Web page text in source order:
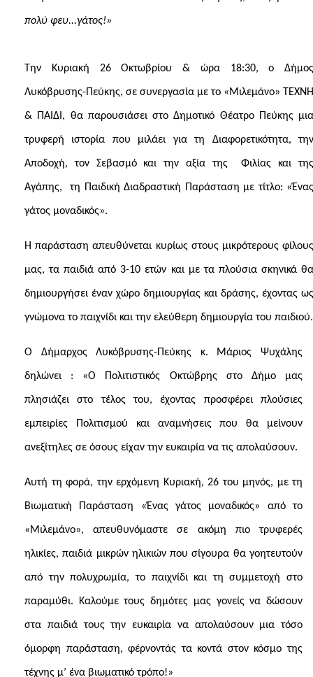
πολύ φευ...γάτος!»
Την Κυριακή 26 Οκτωβρίου & ώρα 18:30, ο Δήμος
Λυκόβρυσης-Πεύκης, σε συνεργασία με το «Μιλεμάνο» ΤΕΧΝΗ
& ΠΑΙΔΙ, θα παρουσιάσει στο Δημοτικό Θέατρο Πεύκης μια
τρυφερή ιστορία που μιλάει για τη Διαφορετικότητα, την
Αποδοχή, τον Σεβασμό και την αξία της Φιλίας και
Αγάπης, τη Παιδική Διαδραστική Παράσταση με τίτλο: «Ένας
γάτος μοναδικός».
Η παράσταση απευθύνεται κυρίως στους μικρότερους φίλους
μας, τα παιδιά από 3-10 ετών και με τα πλούσια σκηνικά θα
δημιουργήσει έναν χώρο δημιουργίας και δράσης, έχοντας ως
γνώμονα το παιχνίδι και την ελεύθερη δημιουργία του παιδιού.
Ο Δήμαρχος Λυκόβρυσης-Πεύκης κ. Μάριος Ψυχάλης
δηλώνει : «Ο Πολιτιστικός Οκτώβρης στο Δήμο μας
πλησιάζει στο τέλος του, έχοντας προσφέρει πλούσιες
εμπειρίες Πολιτισμού και αναμνήσεις που θα μείνουν
ανεξίτηλες σε όσους είχαν την ευκαιρία να τις απολαύσουν.
Αυτή τη φορά, την ερχόμενη Κυριακή, 26 του μηνός, με τη
Βιωματική Παράσταση «Ένας γάτος μοναδικός» από το
«Μιλεμάνο», απευθυνόμαστε σε ακόμη πιο τρυφερές
ηλικίες, παιδιά μικρών ηλικιών που σίγουρα θα γοητευτούν
από την πολυχρωμία, το παιχνίδι και τη συμμετοχή στο
παραμύθι. Καλούμε τους δημότες μας γονείς να δώσουν
στα παιδιά τους την ευκαιρία να απολαύσουν μια τόσο
όμορφη παράσταση, φέρνοντάς τα κοντά στον κόσμο της
τέχνης μ’ ένα βιωματικό τρόπο!»